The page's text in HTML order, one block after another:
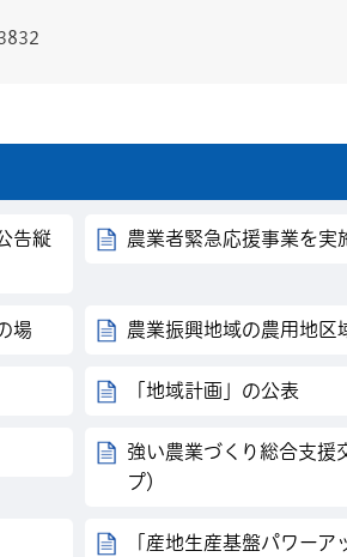
告縦
農業者緊急応援事業を実
場 農業振興地域の農用地区
「地域計画」の公表
強い農業づくり総合支援
プ）
「産地生産基盤パワー